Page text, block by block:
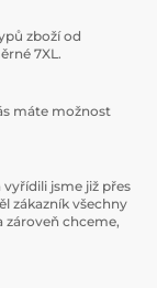
zboží od
7XL.
máte možnost
jsme již přes
zákazník všechny
zároveň chceme,